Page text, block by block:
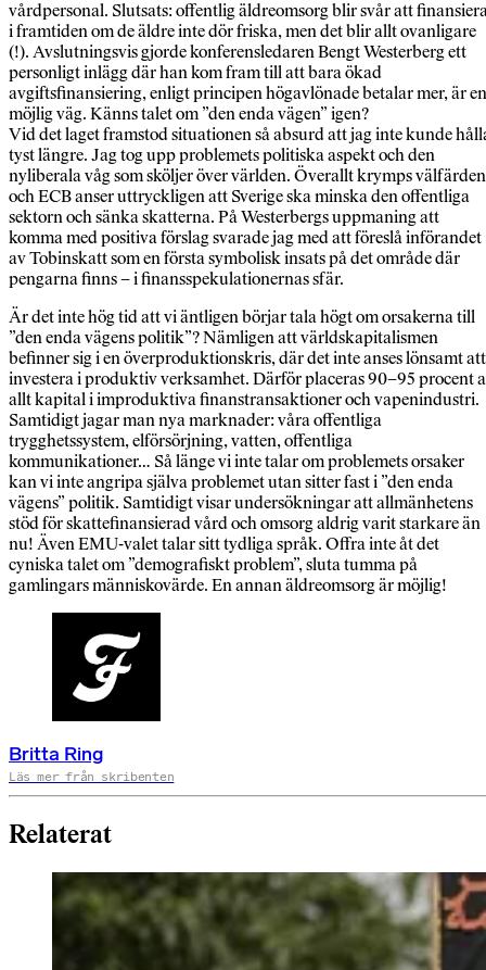
vårdpersonal. Slutsats: offentlig äldreomsorg blir svår att
i framtiden om de äldre inte dör friska, men det blir allt ovanligare
(!). Avslutningsvis gjorde konferensledaren Bengt Westerberg ett
personligt inlägg där han kom fram till att bara ökad
avgiftsfinansiering, enligt principen högavlönade betalar mer, är en
möjlig väg. Känns talet om ”den enda vägen” igen?
Vid det laget framstod situationen så absurd att jag inte kunde
tyst längre. Jag tog upp problemets politiska aspekt och den
nyliberala våg som sköljer över världen. Överallt krymps välfärden
och ECB anser uttryckligen att Sverige ska minska den offentliga
sektorn och sänka skatterna. På Westerbergs uppmaning att
komma med positiva förslag svarade jag med att föreslå införandet
av Tobinskatt som en första symbolisk insats på det område där
pengarna finns – i finansspekulationernas sfär.
Är det inte hög tid att vi äntligen börjar tala högt om orsakerna till
”den enda vägens politik”? Nämligen att världskapitalismen
befinner sig i en överproduktionskris, där det inte anses lönsamt att
investera i produktiv verksamhet. Därför placeras 90–95 procent
allt kapital i improduktiva finanstransaktioner och vapenindustri.
Samtidigt jagar man nya marknader: våra offentliga
trygghetssystem, elförsörjning, vatten, offentliga
kommunikationer… Så länge vi inte talar om problemets orsaker
kan vi inte angripa själva problemet utan sitter fast i ”den enda
vägens” politik. Samtidigt visar undersökningar att allmänhetens
stöd för skattefinansierad vård och omsorg aldrig varit starkare än
nu! Även EMU-valet talar sitt tydliga språk. Offra inte åt det
cyniska talet om ”demografiskt problem”, sluta tumma på
gamlingars människovärde. En annan äldreomsorg är möjlig!
Britta Ring
Läs mer från skribenten
Relaterat